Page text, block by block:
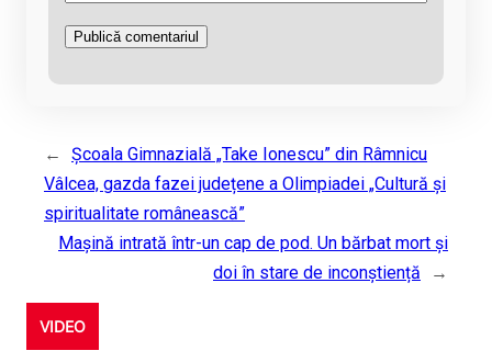
←
Școala Gimnazială „Take Ionescu” din Râmnicu
Vâlcea, gazda fazei județene a Olimpiadei „Cultură și
spiritualitate românească”
Mașină intrată într-un cap de pod. Un bărbat mort și
doi în stare de inconștiență
→
VIDEO